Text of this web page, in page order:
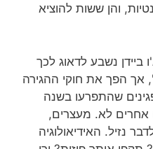
והן ששות להוציא
ביידן נשבע לדאוג לכך
אך הפך את חוקי ההגירה
שהתפרעו בשנה
אחרים לא. מעצרים,
נזיל. האידיאולוגיה